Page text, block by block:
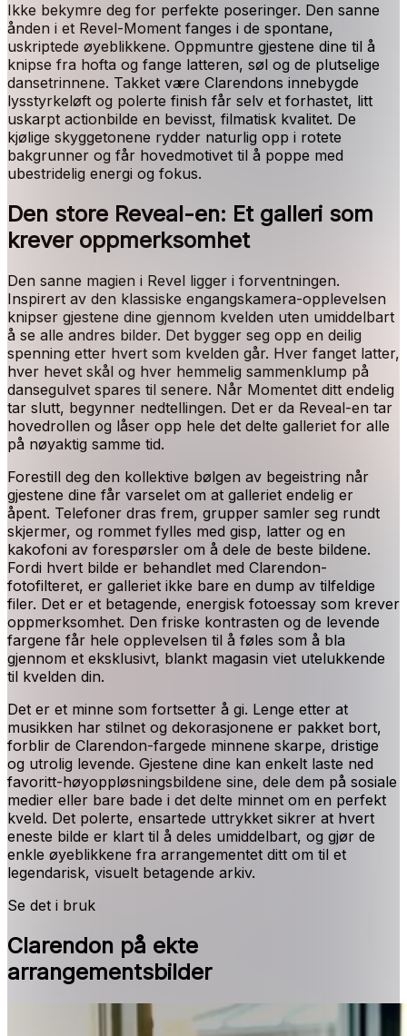
Ikke bekymre deg for perfekte poseringer. Den sanne
ånden i et Revel-Moment fanges i de spontane,
uskriptede øyeblikkene. Oppmuntre gjestene dine til å
knipse fra hofta og fange latteren, søl og de plutselige
dansetrinnene. Takket være Clarendons innebygde
lysstyrkeløft og polerte finish får selv et forhastet, litt
uskarpt actionbilde en bevisst, filmatisk kvalitet. De
kjølige skyggetonene rydder naturlig opp i rotete
bakgrunner og får hovedmotivet til å poppe med
ubestridelig energi og fokus.
Den store Reveal-en: Et galleri som
krever oppmerksomhet
Den sanne magien i Revel ligger i forventningen.
Inspirert av den klassiske engangskamera-opplevelsen
knipser gjestene dine gjennom kvelden uten umiddelbart
å se alle andres bilder. Det bygger seg opp en deilig
spenning etter hvert som kvelden går. Hver fanget latter,
hver hevet skål og hver hemmelig sammenklump på
dansegulvet spares til senere. Når Momentet ditt endelig
tar slutt, begynner nedtellingen. Det er da Reveal-en tar
hovedrollen og låser opp hele det delte galleriet for alle
på nøyaktig samme tid.
Forestill deg den kollektive bølgen av begeistring når
gjestene dine får varselet om at galleriet endelig er
åpent. Telefoner dras frem, grupper samler seg rundt
skjermer, og rommet fylles med gisp, latter og en
kakofoni av forespørsler om å dele de beste bildene.
Fordi hvert bilde er behandlet med Clarendon-
fotofilteret, er galleriet ikke bare en dump av tilfeldige
filer. Det er et betagende, energisk fotoessay som krever
oppmerksomhet. Den friske kontrasten og de levende
fargene får hele opplevelsen til å føles som å bla
gjennom et eksklusivt, blankt magasin viet utelukkende
til kvelden din.
Det er et minne som fortsetter å gi. Lenge etter at
musikken har stilnet og dekorasjonene er pakket bort,
forblir de Clarendon-fargede minnene skarpe, dristige
og utrolig levende. Gjestene dine kan enkelt laste ned
favoritt-høyoppløsningsbildene sine, dele dem på sosiale
medier eller bare bade i det delte minnet om en perfekt
kveld. Det polerte, ensartede uttrykket sikrer at hvert
eneste bilde er klart til å deles umiddelbart, og gjør de
enkle øyeblikkene fra arrangementet ditt om til et
legendarisk, visuelt betagende arkiv.
Se det i bruk
Clarendon på ekte
arrangementsbilder